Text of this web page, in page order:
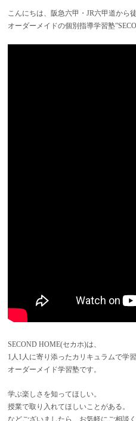
こんにちは、阪急六甲・JR六甲道から徒
オーダーメイドの個別指導学習塾
SECOND HOME(セカホ)は、
1人1人に寄り添ったカリキュラムで学
オーダーメイド学習塾です。
学ぶ楽しさを知ってほしい。
授業で取り入れてほしいことがある。